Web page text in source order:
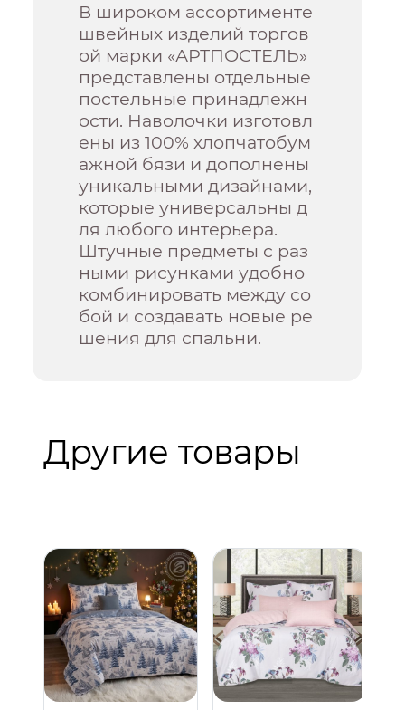
В широком ассортименте
швейных изделий торгов
ой марки «АРТПОСТЕЛЬ»
представлены отдельные
постельные принадлежн
ости. Наволочки изготовл
ены из 100% хлопчатобум
ажной бязи и дополнены
уникальными дизайнами,
которые универсальны д
ля любого интерьера.
Штучные предметы с раз
ными рисунками удобно
комбинировать между со
бой и создавать новые ре
шения для спальни.
Другие товары